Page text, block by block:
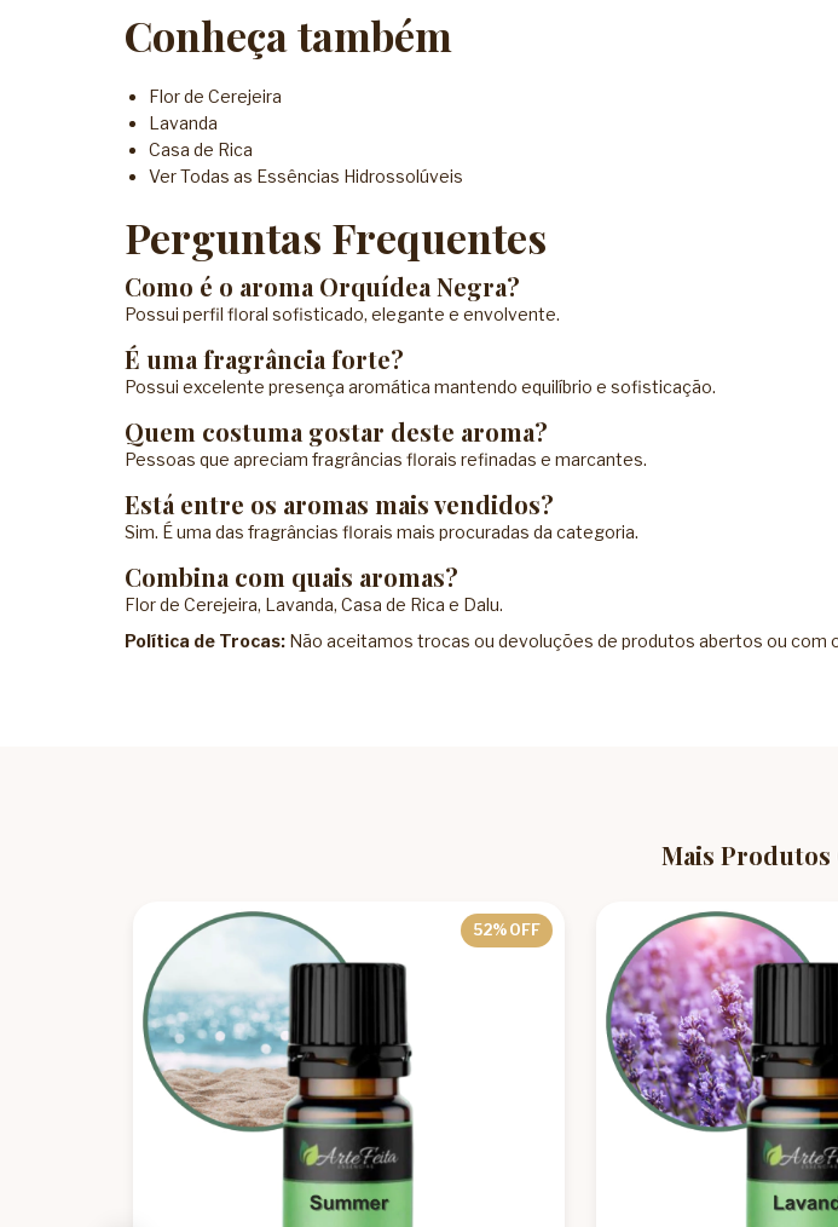
Conheça também
Flor de Cerejeira
Lavanda
Casa de Rica
Ver Todas as Essências Hidrossolúveis
Perguntas Frequentes
Como é o aroma Orquídea Negra?
Possui perfil floral sofisticado, elegante e envolvente.
É uma fragrância forte?
Possui excelente presença aromática mantendo equilíbrio e sofisticação.
Quem costuma gostar deste aroma?
Pessoas que apreciam fragrâncias florais refinadas e marcantes.
Está entre os aromas mais vendidos?
Sim. É uma das fragrâncias florais mais procuradas da categoria.
Combina com quais aromas?
Flor de Cerejeira, Lavanda, Casa de Rica e Dalu.
Política de Trocas: Não aceitamos trocas ou devoluções de produtos abertos ou com
Mais Produtos
52% OFF